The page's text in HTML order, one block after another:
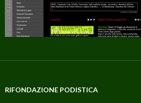
RIFONDAZIONE PODISTICA